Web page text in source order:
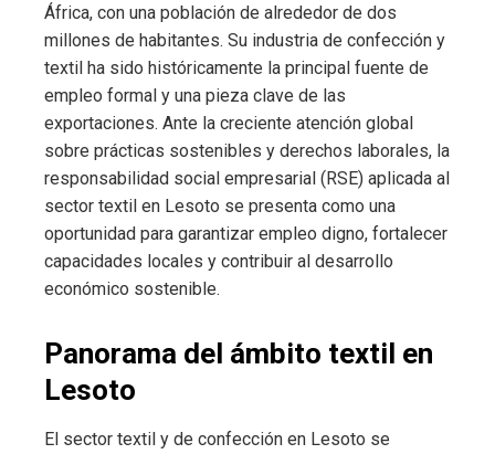
África, con una población de alrededor de dos
millones de habitantes. Su industria de confección y
textil ha sido históricamente la principal fuente de
empleo formal y una pieza clave de las
exportaciones. Ante la creciente atención global
sobre prácticas sostenibles y derechos laborales, la
responsabilidad social empresarial (RSE) aplicada al
sector textil en Lesoto se presenta como una
oportunidad para garantizar empleo digno, fortalecer
capacidades locales y contribuir al desarrollo
económico sostenible.
Panorama del ámbito textil en
Lesoto
El sector textil y de confección en Lesoto se